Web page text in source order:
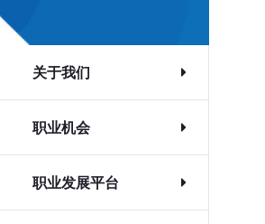
关于我们
职业机会
职业发展平台